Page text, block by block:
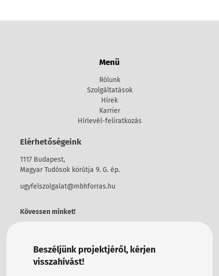
Menü
Rólunk
Szolgáltatások
Hírek
Karrier
Hírlevél-feliratkozás
Elérhetőségeink
1117 Budapest,
Magyar Tudósok körútja 9. G. ép.
ugyfelszolgalat@mbhforras.hu
Kövessen minket!
Beszéljünk projektjéről, kérjen
visszahívást!